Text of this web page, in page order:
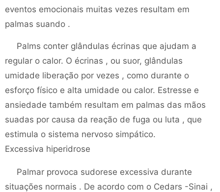
eventos emocionais muitas vezes resultam em
palmas suando .
Palms conter glândulas écrinas que ajudam a
regular o calor. O écrinas , ou suor, glândulas
umidade liberação por vezes , como durante o
esforço físico e alta umidade ou calor. Estresse e
ansiedade também resultam em palmas das mãos
suadas por causa da reação de fuga ou luta , que
estimula o sistema nervoso simpático.
Excessiva hiperidrose
Palmar provoca sudorese excessiva durante
situações normais . De acordo com o Cedars -Sinai ,